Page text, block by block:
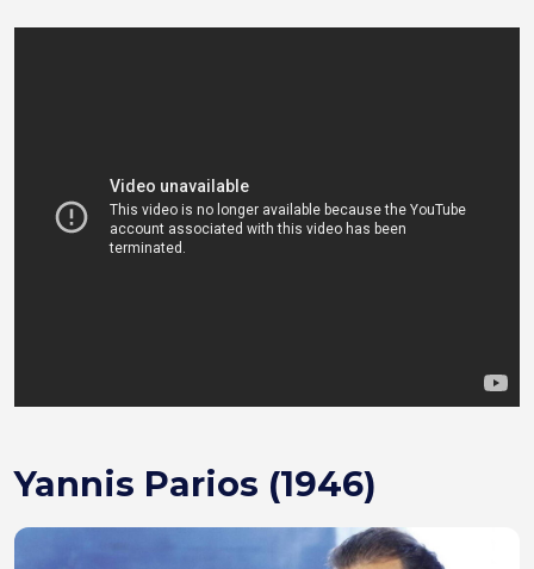
Yannis Parios (1946)